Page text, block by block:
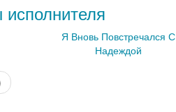
Я Вновь Повстречался С
Надеждой